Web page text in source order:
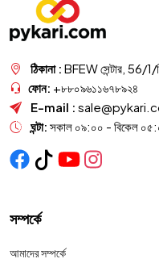
ঠিকানা : BFEW সেন্টার, 56/1/
ফোন: +৮৮০৯৬১১৬৭৮৯২৪
E-mail :
ঘন্টা: সকাল ০৯:০০ - বিকেল
সম্পর্কে
আমাদের সম্পর্কে